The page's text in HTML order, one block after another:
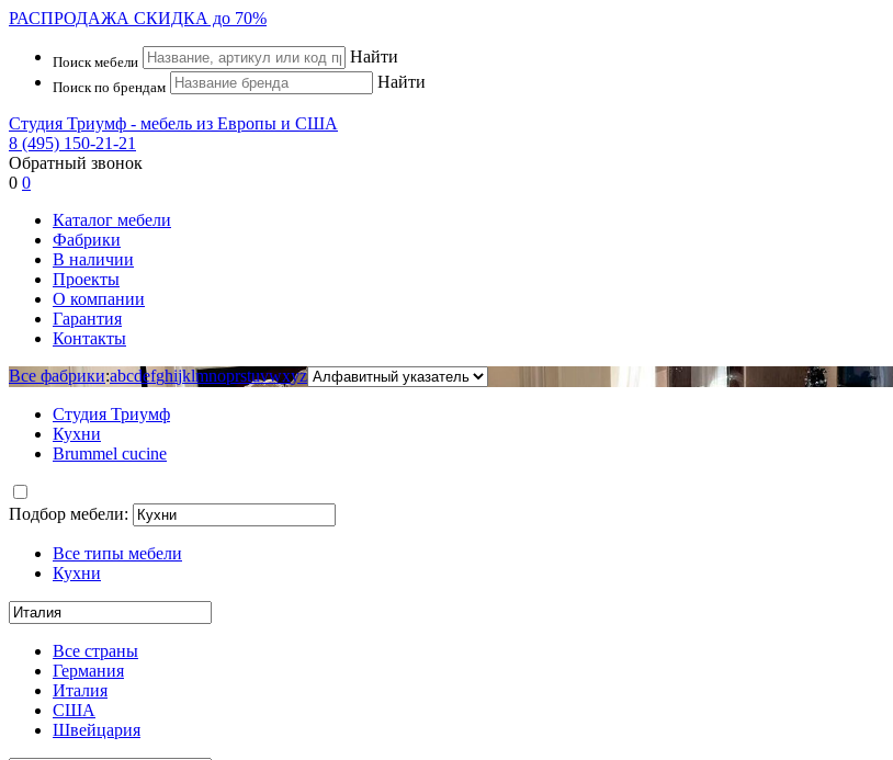
РАСПРОДАЖА СКИДКА до 70%
Поиск мебели Найти
Поиск по брендам Найти
Студия Триумф - мебель из Европы и США
8 (495) 150-21-21
Обратный звонок
0 0
Каталог мебели
Фабрики
В наличии
Проекты
О компании
Гарантия
Контакты
Все фабрики:abcdefghijklmnoprstuvwxyz
Студия Триумф
Кухни
Brummel cucine
Подбор мебели:
Все типы мебели
Кухни
Все страны
Германия
Италия
США
Швейцария